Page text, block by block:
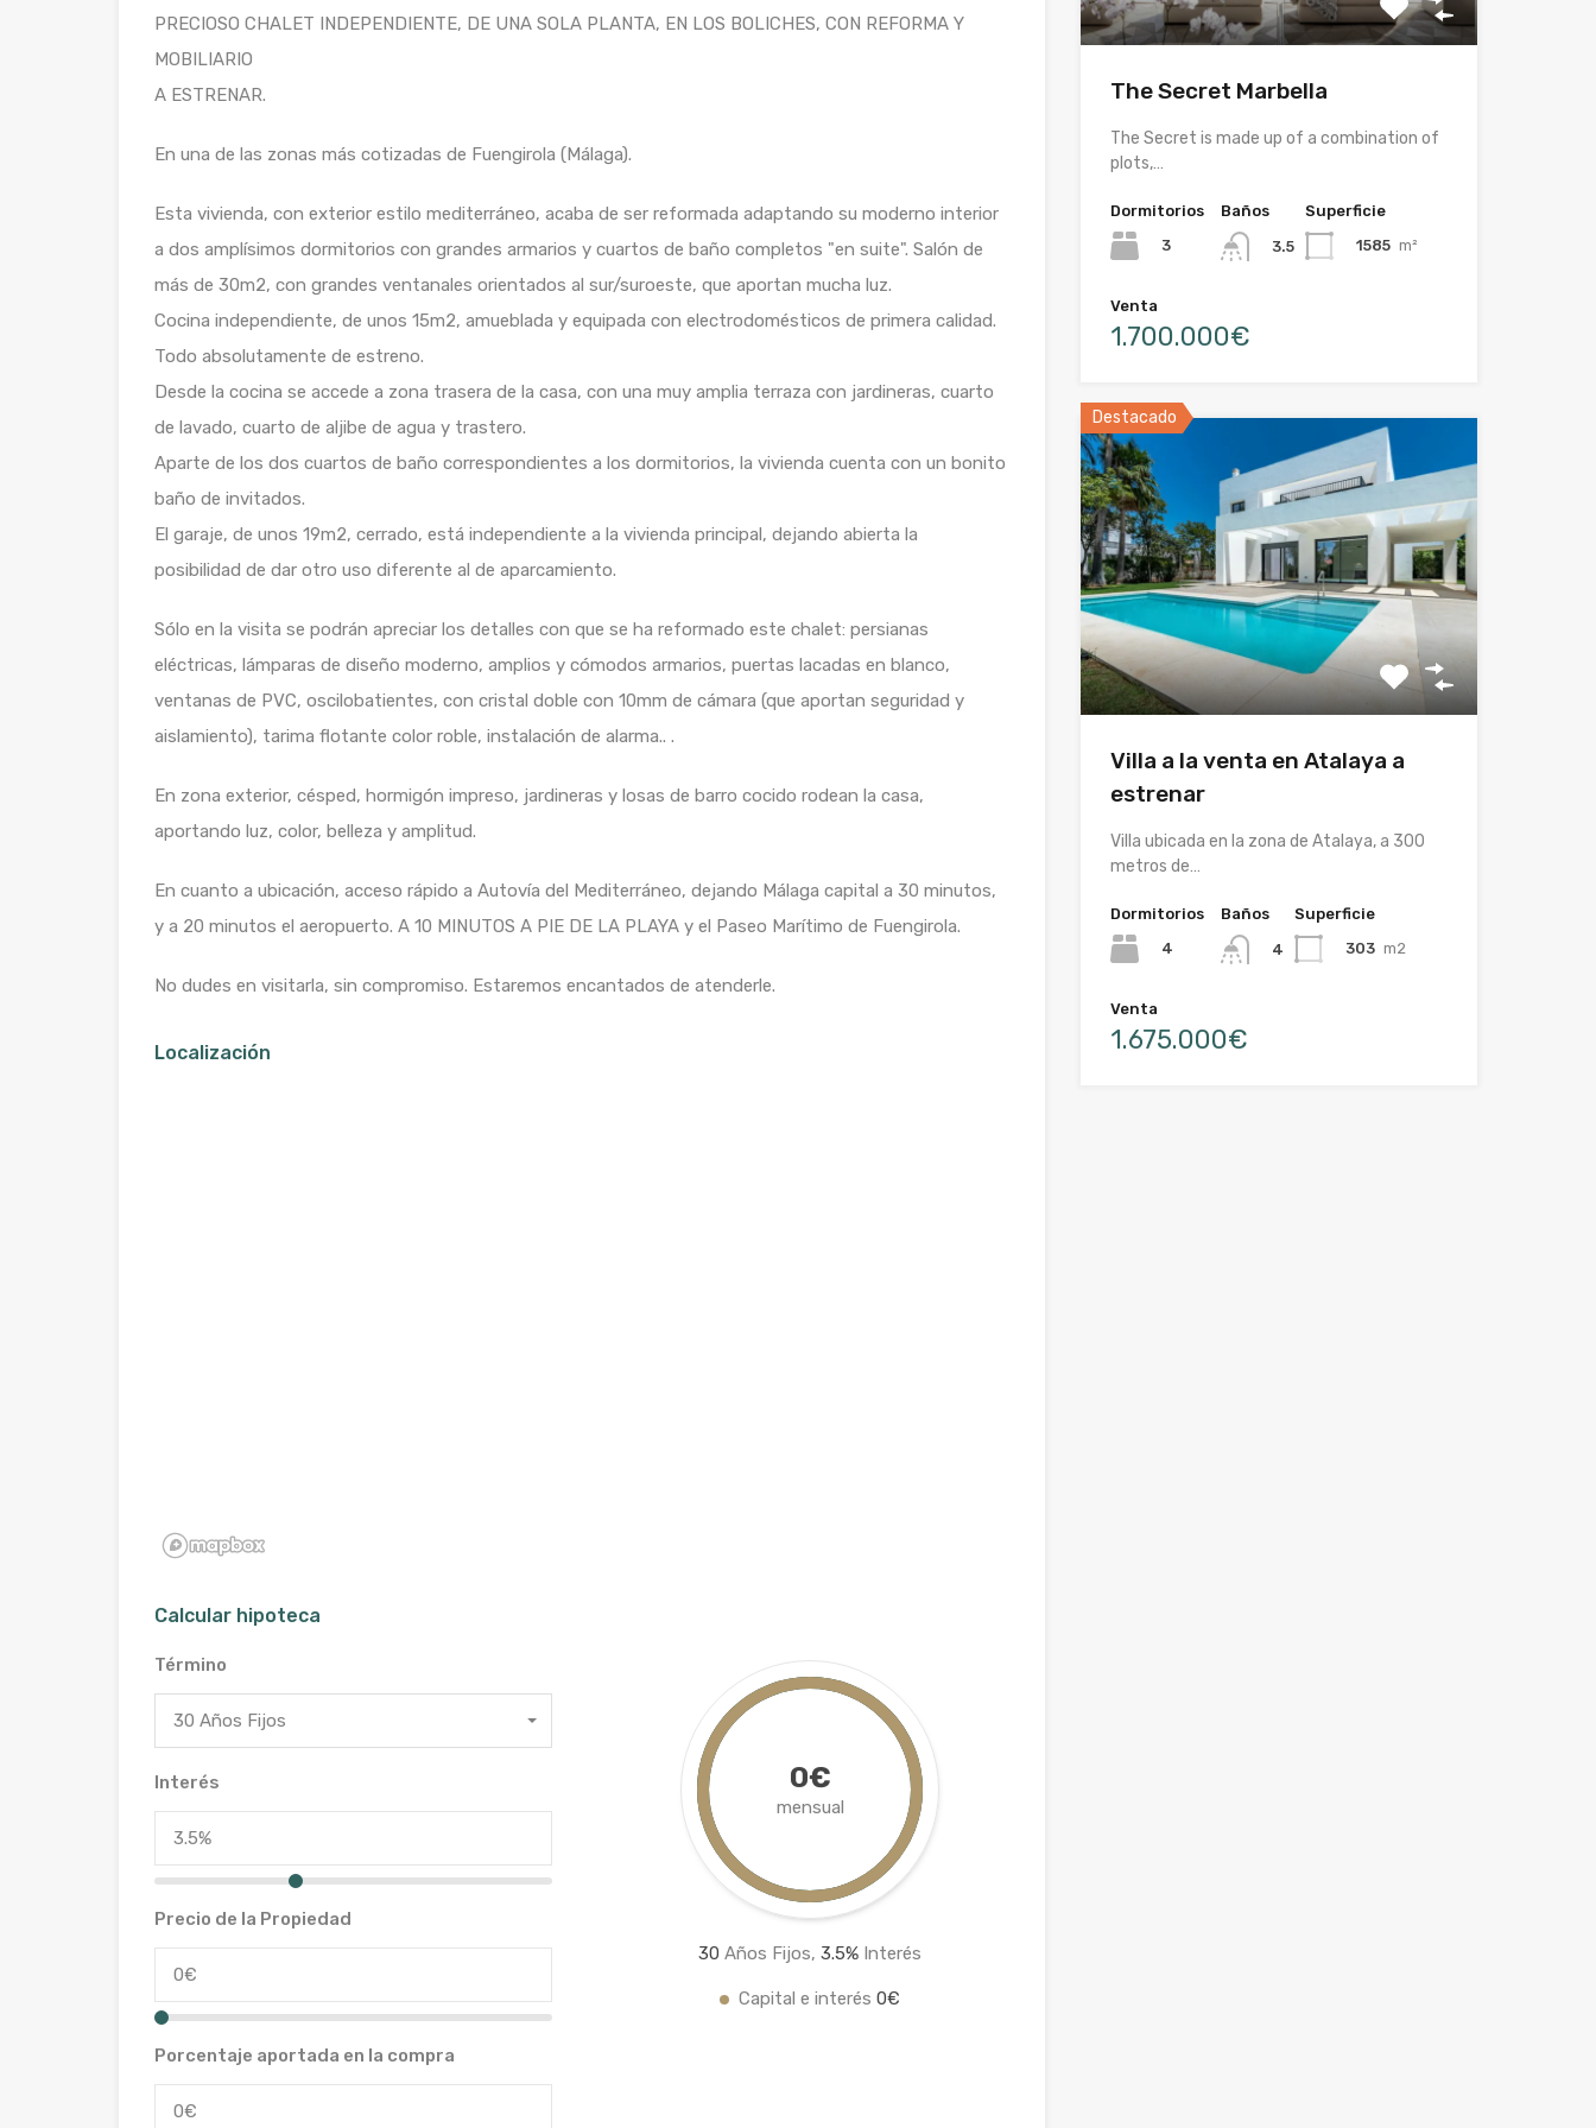
PRECIOSO CHALET INDEPENDIENTE, DE UNA SOLA PLANTA, EN LOS BOLICHES, CON REFORMA Y
MOBILIARIO
A ESTRENAR.
En una de las zonas más cotizadas de Fuengirola (Málaga).
Esta vivienda, con exterior estilo mediterráneo, acaba de ser reformada adaptando su moderno interior
a dos amplísimos dormitorios con grandes armarios y cuartos de baño completos "en suite". Salón de
más de 30m2, con grandes ventanales orientados al sur/suroeste, que aportan mucha luz.
Cocina independiente, de unos 15m2, amueblada y equipada con electrodomésticos de primera calidad.
Todo absolutamente de estreno.
Desde la cocina se accede a zona trasera de la casa, con una muy amplia terraza con jardineras, cuarto
de lavado, cuarto de aljibe de agua y trastero.
Aparte de los dos cuartos de baño correspondientes a los dormitorios, la vivienda cuenta con un bonito
baño de invitados.
El garaje, de unos 19m2, cerrado, está independiente a la vivienda principal, dejando abierta la
posibilidad de dar otro uso diferente al de aparcamiento.
Sólo en la visita se podrán apreciar los detalles con que se ha reformado este chalet: persianas
eléctricas, lámparas de diseño moderno, amplios y cómodos armarios, puertas lacadas en blanco,
ventanas de PVC, oscilobatientes, con cristal doble con 10mm de cámara (que aportan seguridad y
aislamiento), tarima flotante color roble, instalación de alarma.. .
En zona exterior, césped, hormigón impreso, jardineras y losas de barro cocido rodean la casa,
aportando luz, color, belleza y amplitud.
En cuanto a ubicación, acceso rápido a Autovía del Mediterráneo, dejando Málaga capital a 30 minutos,
y a 20 minutos el aeropuerto. A 10 MINUTOS A PIE DE LA PLAYA y el Paseo Marítimo de Fuengirola.
No dudes en visitarla, sin compromiso. Estaremos encantados de atenderle.
Localización
Calcular hipoteca
Término
30 Años Fijos
Interés
Precio de la Propiedad
Porcentaje aportada en la compra
0€
mensual
30 Años Fijos,3.5% Interés
Capital e interés0€
The Secret Marbella
The Secret is made up of a combination of
plots,…
Dormitorios
3
Baños
3.5
Superficie
1585 m²
Venta
1.700.000€
Destacado
Villa a la venta en Atalaya a
estrenar
Villa ubicada en la zona de Atalaya, a 300
metros de…
Dormitorios
4
Baños
4
Superficie
303 m2
Venta
1.675.000€